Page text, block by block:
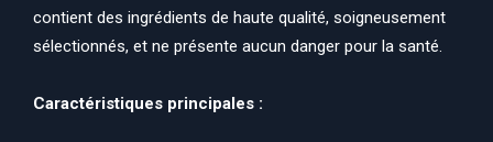
contient des ingrédients de haute qualité, soigneusement
sélectionnés, et ne présente aucun danger pour la santé.
Caractéristiques principales :